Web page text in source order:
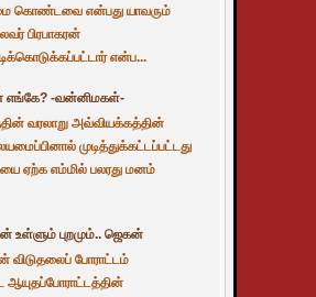
கொண்டவை என்பது யாவரும்
பிரபாகரன்
என்ப...
எங்கே? -வன்னிமகள்-
வரலாறு அவ்வியக்கத்தின்
முடித்துக்கட்டப்பட்டது
ஏற்க எம்மில் பலரது மனம்
உள்ளும் புறமும்.. ஜெகன்
விடுதலைப் போராட்டம்
ஆயுதப்போராட்டத்தின்